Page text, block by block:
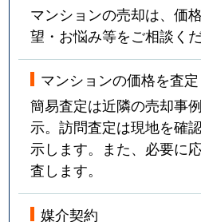
マンションの売却は、価
望・お悩み等をご相談くだ
マンションの価格を査定
簡易査定は近隣の売却事
示。訪問査定は現地を確
示します。また、必要に
査します。
媒介契約